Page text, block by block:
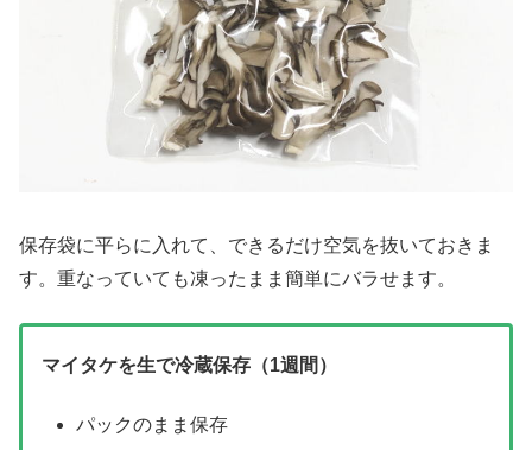
保存袋に平らに入れて、できるだけ空気を抜いておきま
す。重なっていても凍ったまま簡単にバラせます。
マイタケを生で冷蔵保存（1週間）
パックのまま保存